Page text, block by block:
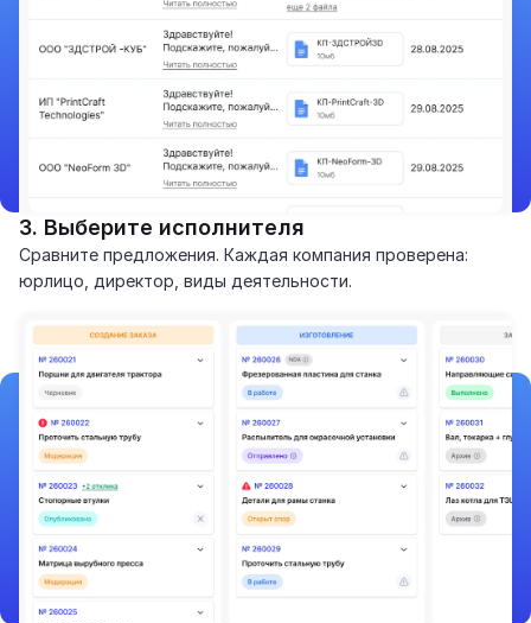
3. Выберите исполнителя
Сравните предложения. Каждая компания проверена:
юрлицо, директор, виды деятельности.